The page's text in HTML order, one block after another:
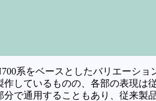
系をベースとしたバリエーショ
しているものの、各部の表現は
で通用することもあり、従来製